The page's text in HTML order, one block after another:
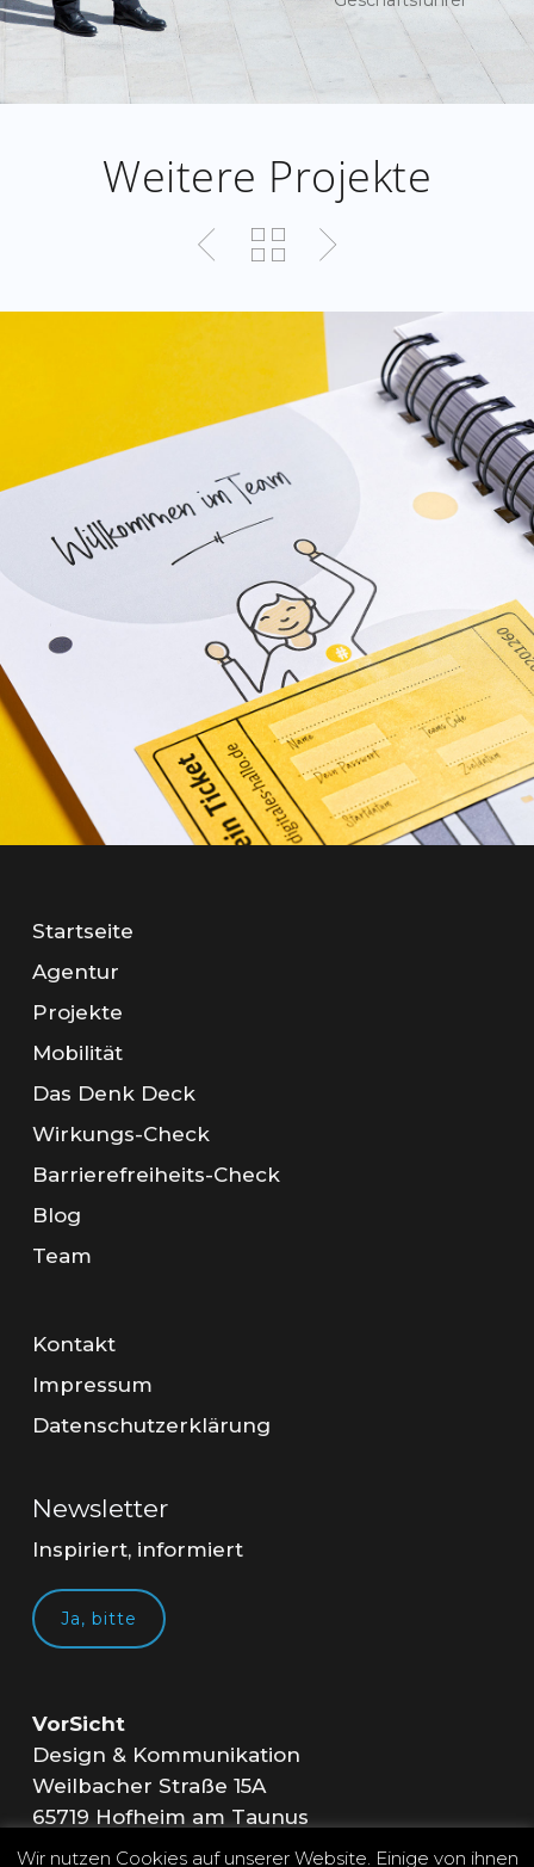
Weitere Projekte
Startseite
Agentur
Projekte
Mobilität
Das Denk Deck
Wirkungs-Check
Barrierefreiheits-Check
Blog
Team
Kontakt
Impressum
Datenschutzerklärung
Newsletter
Inspiriert, informiert
Ja, bitte
VorSicht
Design & Kommunikation
Weilbacher Straße 15A
65719 Hofheim am Taunus
Wir nutzen Cookies auf unserer Website. Einige von ihnen